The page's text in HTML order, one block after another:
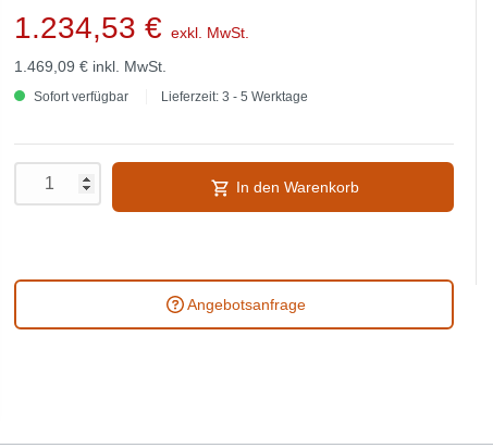
1.234,53 € exkl. MwSt.
1.469,09 € inkl. MwSt.
Sofort verfügbar Lieferzeit: 3 - 5 Werktage
In den Warenkorb
Angebotsanfrage